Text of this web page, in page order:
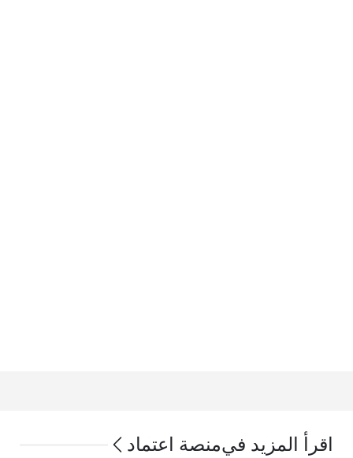
اقرأ المزيد فيمنصة اعتماد